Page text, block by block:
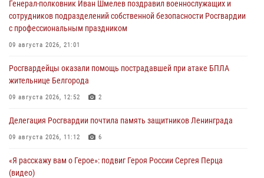
Генерал-полковник Иван Шмелев поздравил военнослужащих и
сотрудников подразделений собственной безопасности Росгвардии
с профессиональным праздником
09 августа 2026, 21:01
Росгвардейцы оказали помощь пострадавшей при атаке БПЛА
жительнице Белгорода
09 августа 2026, 12:52 2
Делегация Росгвардии почтила память защитников Ленинграда
09 августа 2026, 11:12 6
«Я расскажу вам о Герое»: подвиг Героя России Сергея Перца
(видео)